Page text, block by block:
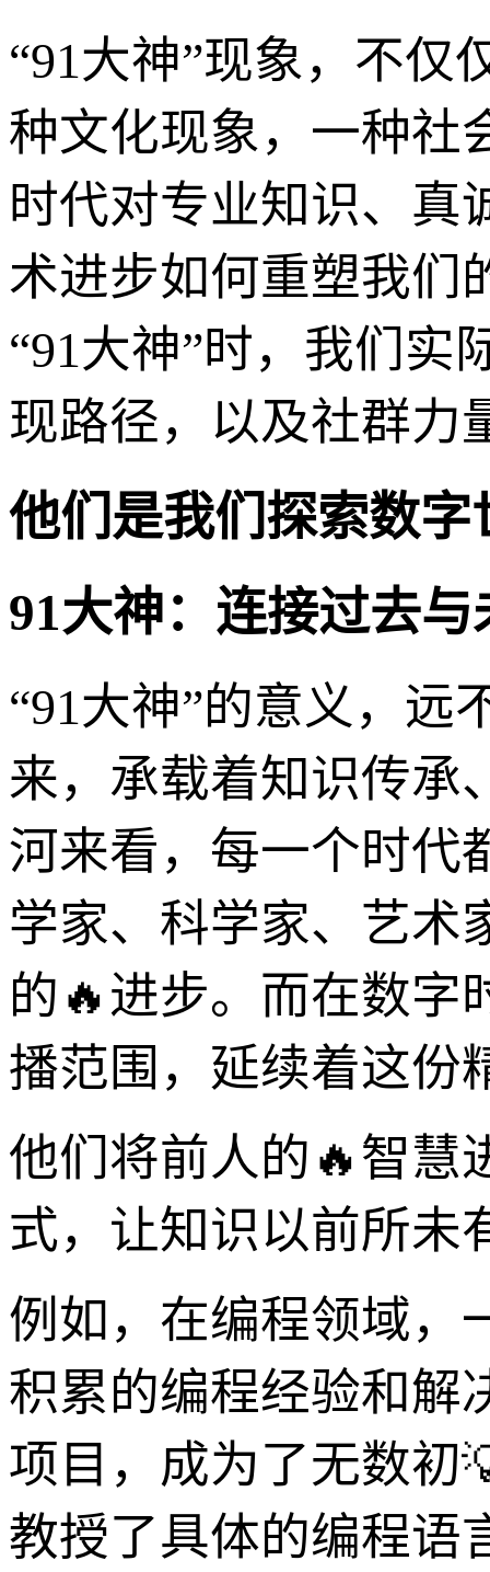
“91大神”现象，不仅
种文化现象，一种社
时代对专业知识、真
术进步如何重塑我们
“91大神”时，我们实
现路径，以及社群力
他们是我们探索数
91大神：连接过去
“91大神”的意义，远
来，承载着知识传承
河来看，每一个时代
学家、科学家、艺术
的🔥进步。而在数字
播范围，延续着这份
他们将前人的🔥智慧
式，让知识以前所未
例如，在编程领域，
积累的编程经验和解
项目，成为了无数初
教授了具体的编程语